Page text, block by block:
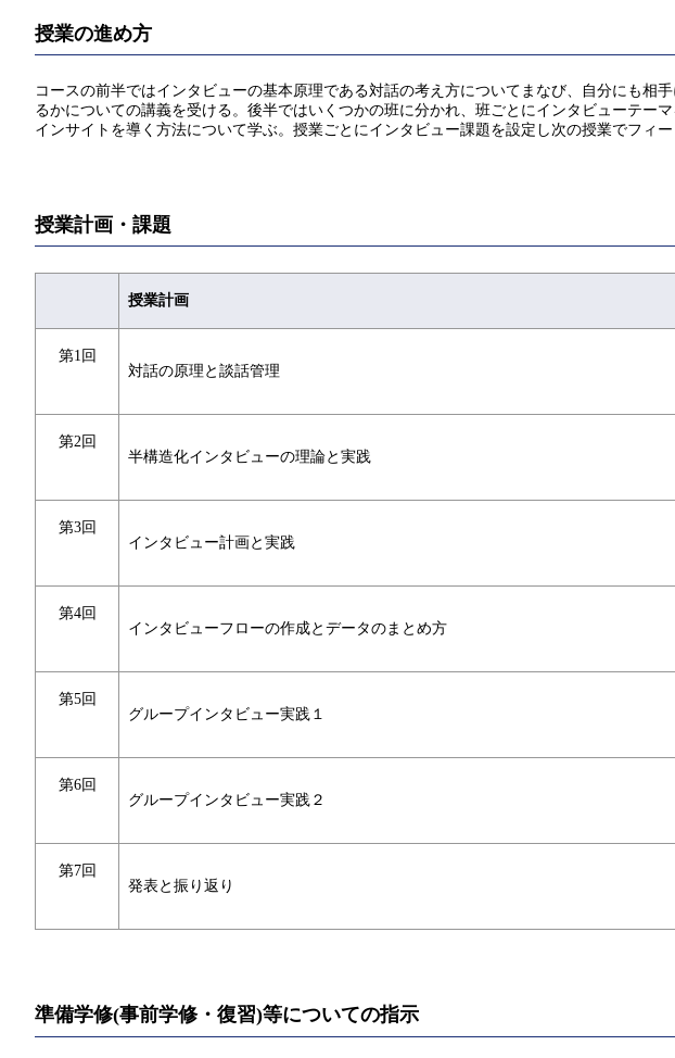
授業の進め方
コースの前半ではインタビューの基本原理である対話の考え方についてまなび、自分にも
るかについての講義を受ける。後半ではいくつかの班に分かれ、班ごとにインタビューテー
インサイトを導く方法について学ぶ。授業ごとにインタビュー課題を設定し次の授業でフィ
授業計画・課題
授業計画
第1回
対話の原理と談話管理
第2回
半構造化インタビューの理論と実践
第3回
インタビュー計画と実践
第4回
インタビューフローの作成とデータのまとめ方
第5回
グループインタビュー実践１
第6回
グループインタビュー実践２
第7回
発表と振り返り
準備学修(事前学修・復習)等についての指示